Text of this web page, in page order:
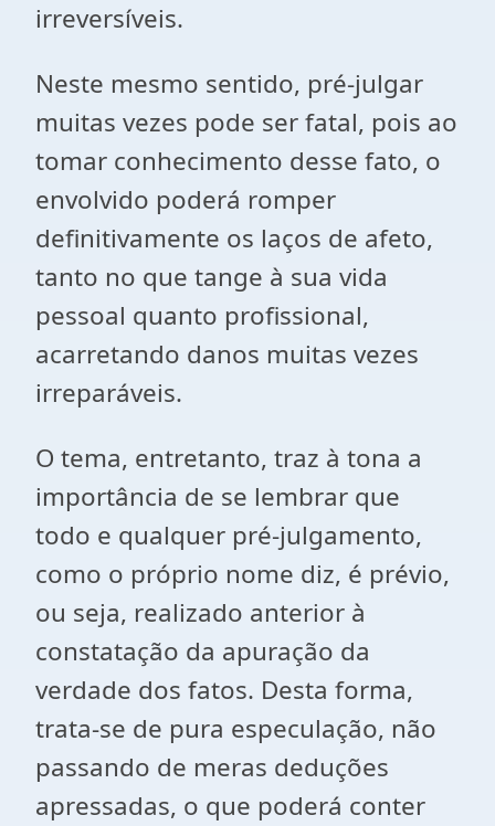
irreversíveis.
Neste mesmo sentido, pré-julgar
muitas vezes pode ser fatal, pois ao
tomar conhecimento desse fato, o
envolvido poderá romper
definitivamente os laços de afeto,
tanto no que tange à sua vida
pessoal quanto profissional,
acarretando danos muitas vezes
irreparáveis.
O tema, entretanto, traz à tona a
importância de se lembrar que
todo e qualquer pré-julgamento,
como o próprio nome diz, é prévio,
ou seja, realizado anterior à
constatação da apuração da
verdade dos fatos. Desta forma,
trata-se de pura especulação, não
passando de meras deduções
apressadas, o que poderá conter